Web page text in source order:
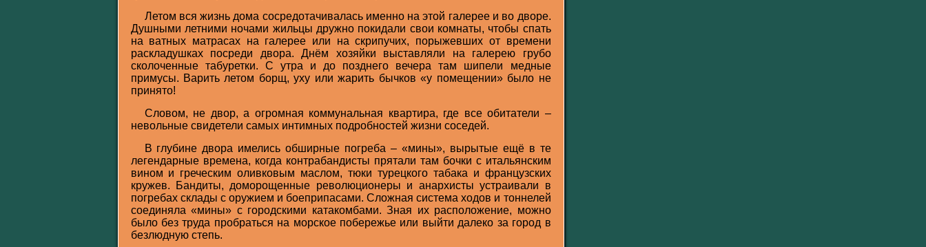
Летом вся жизнь дома сосредотачивалась именно на этой галерее и во дворе.
Душными летними ночами жильцы дружно покидали свои комнаты, чтобы спать
на ватных матрасах на галерее или на скрипучих, порыжевших от времени
раскладушках посреди двора. Днём хозяйки выставляли на галерею грубо
сколоченные табуретки. С утра и до позднего вечера там шипели медные
примусы. Варить летом борщ, уху или жарить бычков «у помещении» было не
принято!
Словом, не двор, а огромная коммунальная квартира, где все обитатели –
невольные свидетели самых интимных подробностей жизни соседей.
В глубине двора имелись обширные погреба – «мины», вырытые ещё в те
легендарные времена, когда контрабандисты прятали там бочки с итальянским
вином и греческим оливковым маслом, тюки турецкого табака и французских
кружев. Бандиты, доморощенные революционеры и анархисты устраивали в
погребах склады с оружием и боеприпасами. Сложная система ходов и тоннелей
соединяла «мины» с городскими катакомбами. Зная их расположение, можно
было без труда пробраться на морское побережье или выйти далеко за город в
безлюдную степь.